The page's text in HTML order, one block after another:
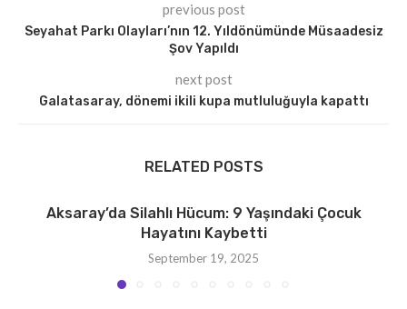
previous post
Seyahat Parkı Olayları’nın 12. Yıldönümünde Müsaadesiz
Şov Yapıldı
next post
Galatasaray, dönemi ikili kupa mutluluğuyla kapattı
RELATED POSTS
Aksaray’da Silahlı Hücum: 9 Yaşındaki Çocuk
Hayatını Kaybetti
September 19, 2025